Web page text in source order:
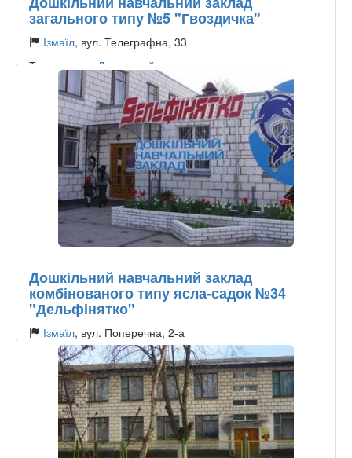
загального типу №5 "Гвоздичка"
Ізмаїл, вул. Телеграфна, 33
Тип садочку:Державний
Дошкільний навчальний заклад
комбінованого типу ясла-садок №34
"Дельфінятко"
Ізмаїл, вул. Поперечна, 2-а
Тип садочку: Державний